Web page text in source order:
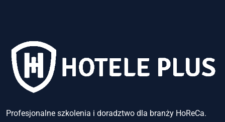
Profesjonalne szkolenia i doradztwo dla branży HoReCa.